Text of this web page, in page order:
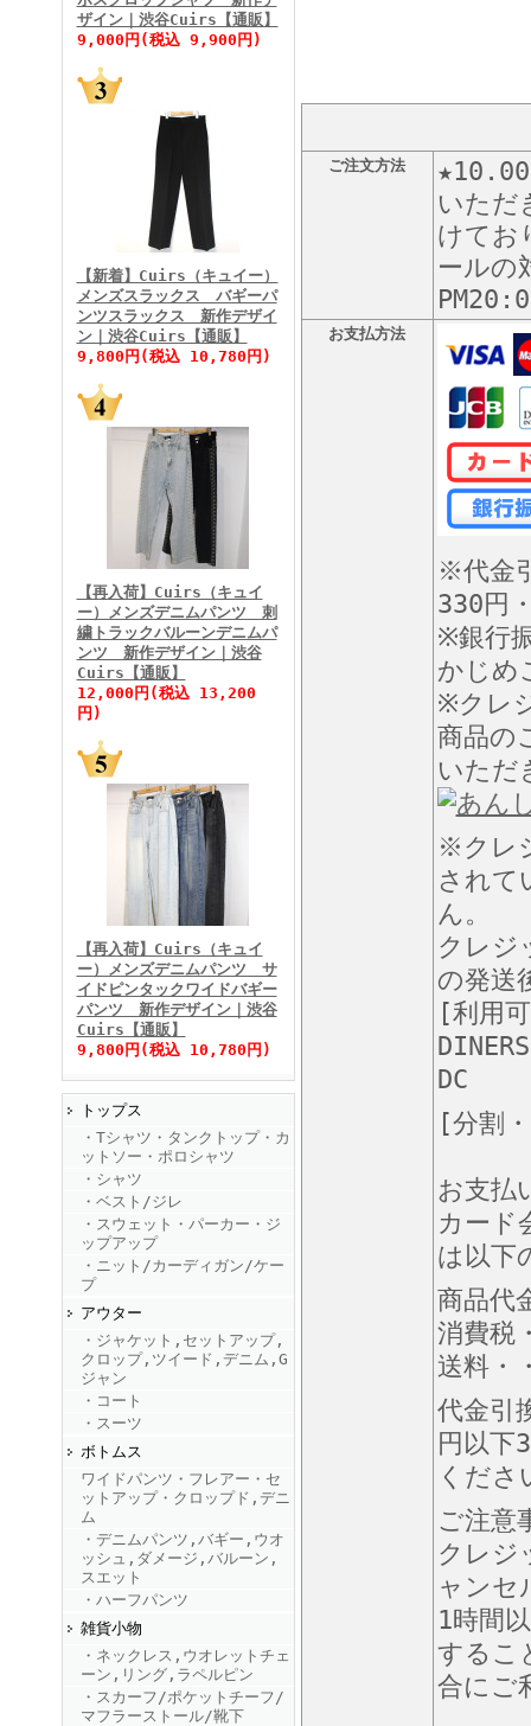
FINEBOYS2026年4月号
FINEBOYS2026年3月号
FINEBOYS2026年2月号
FINEBOYS2026年1月号
FINEBOYS2025年11月号
FINEBOYS2025年10月号
FINEBOYS2025年9月号
FINEBOYS2025年8月号
ザイン｜渋谷Cuirs【通販】
9,000円(税込 9,900円)
【新着】Cuirs（キュイー）
メンズスラックス バギーパ
ンツスラックス 新作デザイ
ン｜渋谷Cuirs【通販】
9,800円(税込 10,780円)
【再入荷】Cuirs（キュイ
ー）メンズデニムパンツ 刺
繍トラックバルーンデニムパ
ンツ 新作デザイン｜渋谷
Cuirs【通販】
12,000円(税込 13,200
円)
【再入荷】Cuirs（キュイ
ー）メンズデニムパンツ サ
イドピンタックワイドバギー
パンツ 新作デザイン｜渋谷
Cuirs【通販】
9,800円(税込 10,780円)
トップス
・Tシャツ・タンクトップ・カ
ットソー・ポロシャツ
・シャツ
・ベスト/ジレ
・スウェット・パーカー・ジ
ップアップ
・ニット/カーディガン/ケー
プ
アウター
・ジャケット,セットアップ,
クロップ,ツイード,デニム,G
ジャン
・コート
・スーツ
ボトムス
ワイドパンツ・フレアー・セ
ットアップ・クロップド,デニ
ム
・デニムパンツ,バギー,ウオ
ッシュ,ダメージ,バルーン,
スエット
・ハーフパンツ
雑貨小物
・ネックレス,ウオレットチェ
ーン,リング,ラペルピン
・スカーフ/ポケットチーフ/
マフラーストール/靴下
ご注文方法
いただ
けてお
ールの
お支払方法
※代金
330円
※銀行
かじめ
※クレ
商品の
いただ
※クレ
されて
ん。
クレジ
の発送
[利用
DC
[分割
お支払
カード
は以下
商品代
消費税
送料・
代金引
円以下
くださ
ご注意
クレジ
ャンセ
1時間
するこ
合にご